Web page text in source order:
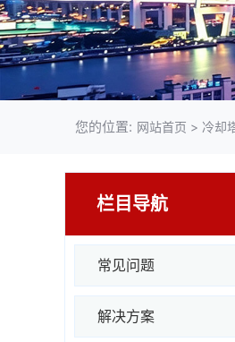
您的位置: 网站首页 > 冷却
栏目导航
常见问题
解决方案